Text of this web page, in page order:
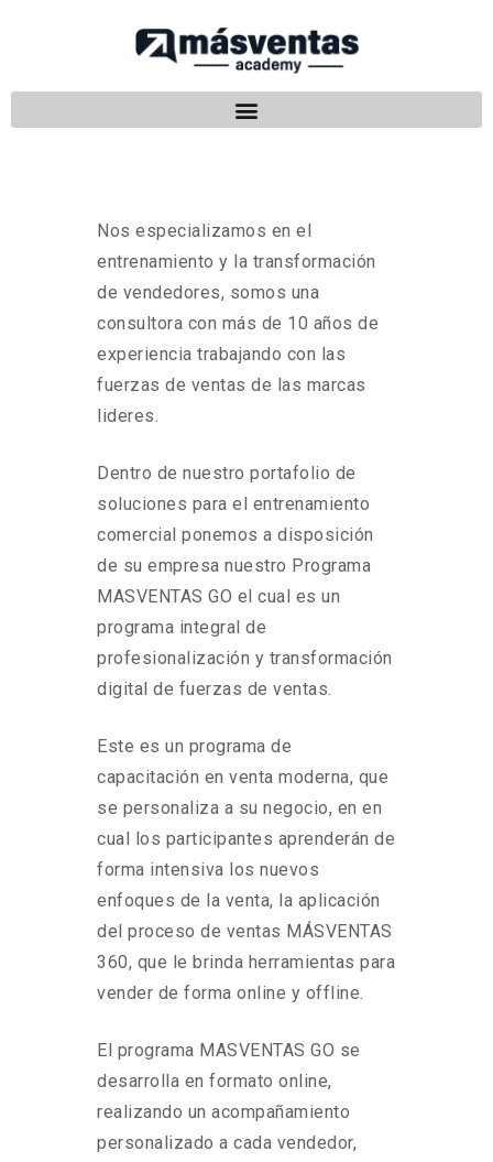
Nos especializamos en el
entrenamiento y la transformación
de vendedores, somos una
consultora con más de 10 años de
experiencia trabajando con las
fuerzas de ventas de las marcas
lideres.
Dentro de nuestro portafolio de
soluciones para el entrenamiento
comercial ponemos a disposición
de su empresa nuestro Programa
MASVENTAS GO el cual es un
programa integral de
profesionalización y transformación
digital de fuerzas de ventas.
Este es un programa de
capacitación en venta moderna, que
se personaliza a su negocio, en en
cual los participantes aprenderán de
forma intensiva los nuevos
enfoques de la venta, la aplicación
del proceso de ventas MÁSVENTAS
360, que le brinda herramientas para
vender de forma online y offline.
El programa MASVENTAS GO se
desarrolla en formato online,
realizando un acompañamiento
personalizado a cada vendedor,